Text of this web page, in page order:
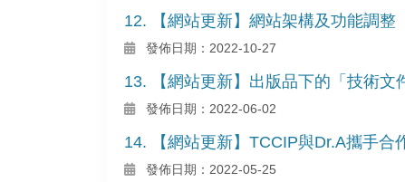
12. 【網站更新】網站架構及功能調整
發佈日期：2022-10-27
13. 【網站更新】出版品下的「技術文
發佈日期：2022-06-02
14. 【網站更新】TCCIP與Dr.A攜手合
發佈日期：2022-05-25